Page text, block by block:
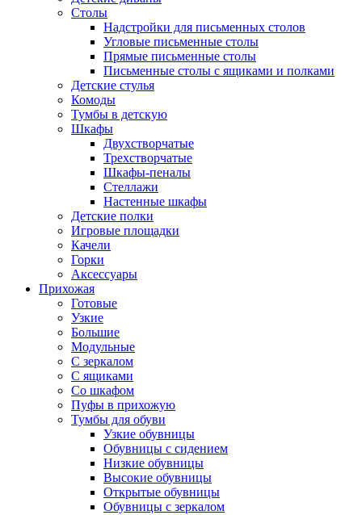
Столы
Надстройки для письменных столов
Угловые письменные столы
Прямые письменные столы
Письменные столы с ящиками и полками
Детские стулья
Комоды
Тумбы в детскую
Шкафы
Двухстворчатые
Трехстворчатые
Шкафы-пеналы
Стеллажи
Настенные шкафы
Детские полки
Игровые площадки
Качели
Горки
Аксессуары
Прихожая
Готовые
Узкие
Большие
Модульные
С зеркалом
С ящиками
Со шкафом
Пуфы в прихожую
Тумбы для обуви
Узкие обувницы
Обувницы с сидением
Низкие обувницы
Высокие обувницы
Открытые обувницы
Обувницы с зеркалом